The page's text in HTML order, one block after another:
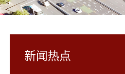
新闻热点